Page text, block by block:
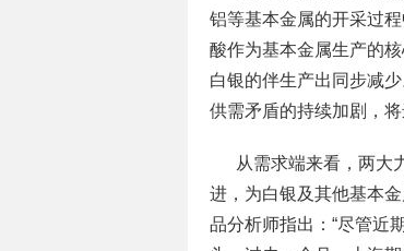
铝等基本金属的开采过
酸作为基本金属生产的
白银的伴生产出同步减
供需矛盾的持续加剧，将
从需求端来看，两大
进，为白银及其他基本
品分析师指出：“尽管近